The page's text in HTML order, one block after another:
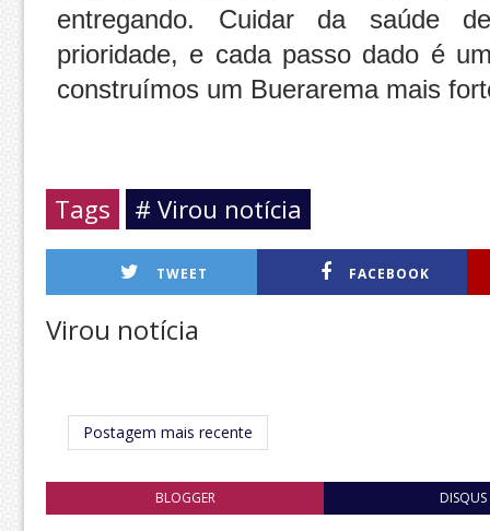
entregando. Cuidar da saúde
prioridade, e cada passo dado é
construímos um Buerarema mais
Tags # Virou notícia
TWEET FACEBOOK
Virou notícia
Postagem mais recente
BLOGGER DISQUS